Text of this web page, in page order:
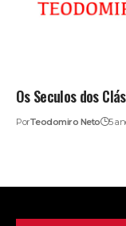
Os Seculos dos
PorTeodomiro Neto 5